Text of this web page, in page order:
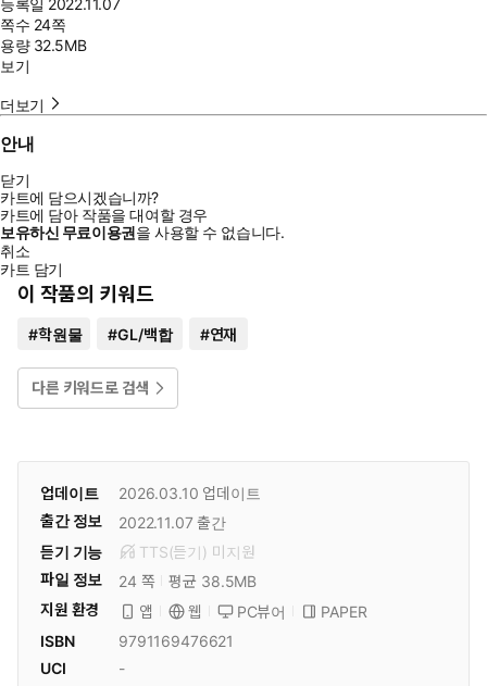
등록일 2022.11.07
쪽수 24쪽
용량 32.5MB
보기
더보기
안내
닫기
카트에 담으시겠습니까?
카트에 담아 작품을 대여할 경우
보유하신 무료이용권을 사용할 수 없습니다.
취소
카트 담기
이 작품의 키워드
#학원물 #GL/백합 #연재
다른 키워드로 검색
업데이트 2026.03.10 업데이트
출간 정보
2022.11.07 출간
듣기 기능
TTS(듣기) 미 지원
파일 정보
24 쪽
평균 38.5MB
지원 환경
앱 웹 PC뷰어
PAPER
ISBN
9791169476621
UCI
-